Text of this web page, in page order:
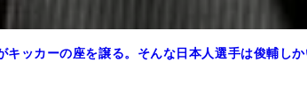
ッカーの座を譲る。そんな日本人選手は俊輔しか